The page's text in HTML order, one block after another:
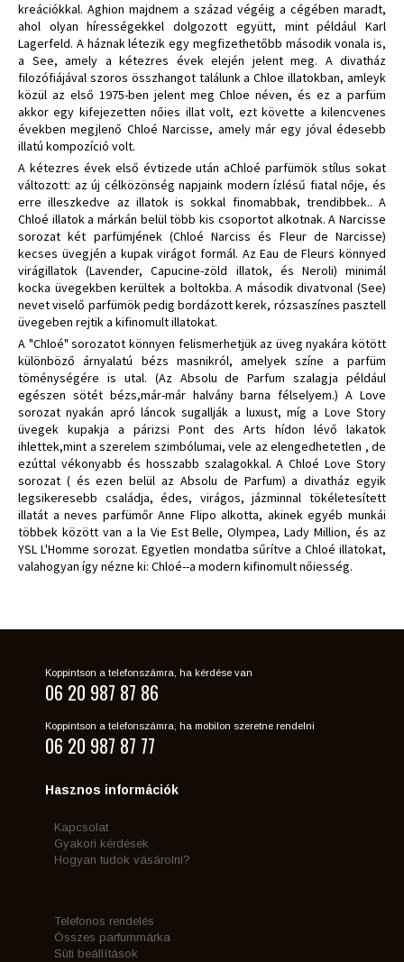
kreációkkal. Aghion majdnem a század végéig a cégében maradt,
ahol olyan hírességekkel dolgozott együtt, mint például Karl
Lagerfeld. A háznak létezik egy megfizethetőbb második vonala is,
a See, amely a kétezres évek elején jelent meg. A divatház
filozófiájával szoros összhangot találunk a Chloe illatokban, amleyk
közül az első 1975-ben jelent meg Chloe néven, és ez a parfüm
akkor egy kifejezetten nőies illat volt, ezt követte a kilencvenes
években megjlenő Chloé Narcisse, amely már egy jóval édesebb
illatú kompozíció volt.
A kétezres évek első évtizede után aChloé parfümök stílus sokat
változott: az új célközönség napjaink modern ízlésű fiatal nője, és
erre illeszkedve az illatok is sokkal finomabbak, trendibbek.. A
Chloé illatok a márkán belül több kis csoportot alkotnak. A Narcisse
sorozat két parfümjének (Chloé Narciss és Fleur de Narcisse)
kecses üvegjén a kupak virágot formál. Az Eau de Fleurs könnyed
virágillatok (Lavender, Capucine-zöld illatok, és Neroli) minimál
kocka üvegekben kerültek a boltokba. A második divatvonal (See)
nevet viselő parfümök pedig bordázott kerek, rózsaszínes pasztell
üvegeben rejtik a kifinomult illatokat.
A "Chloé" sorozatot könnyen felismerhetjük az üveg nyakára kötött
különböző árnyalatú bézs masnikról, amelyek színe a parfüm
töménységére is utal. (Az Absolu de Parfum szalagja például
egészen sötét bézs,már-már halvány barna félselyem.) A Love
sorozat nyakán apró láncok sugallják a luxust, míg a Love Story
üvegek kupakja a párizsi Pont des Arts hídon lévő lakatok
ihlettek,mint a szerelem szimbólumai, vele az elengedhetetlen , de
ezúttal vékonyabb és hosszabb szalagokkal. A Chloé Love Story
sorozat ( és ezen belül az Absolu de Parfum) a divatház egyik
legsikeresebb családja, édes, virágos, jázminnal tökéletesített
illatát a neves parfümőr Anne Flipo alkotta, akinek egyéb munkái
többek között van a la Vie Est Belle, Olympea, Lady Million, és az
YSL L'Homme sorozat. Egyetlen mondatba sűrítve a Chloé illatokat,
valahogyan így nézne ki: Chloé--a modern kifinomult nőiesség.
Koppintson a telefonszámra, ha kérdése van
06 20 987 87 86
Koppintson a telefonszámra, ha mobilon szeretne rendelni
06 20 987 87 77
Hasznos információk
Kapcsolat
Gyakori kérdések
Hogyan tudok vásárolni?
Telefonos rendelés
Összes parfummárka
Süti beállítások